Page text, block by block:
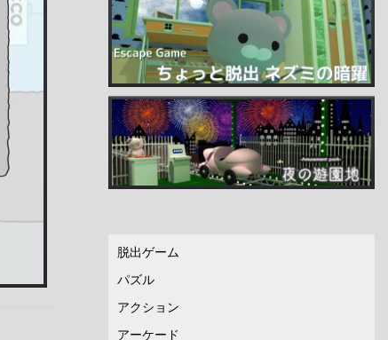
脱出ゲーム
パズル
アクション
アーケード